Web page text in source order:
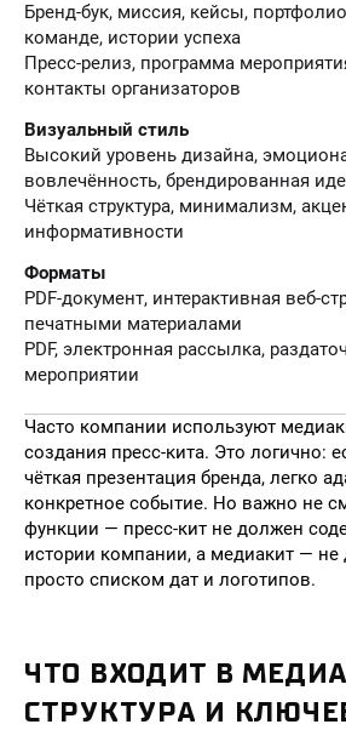
Бренд-бук, миссия, кейсы,
команде, истории успеха
Пресс-релиз, программа
контакты организаторов
Визуальный стиль
Высокий уровень дизайна,
вовлечённость, брендированная
Чёткая структура, минимализм,
информативности
Форматы
PDF-документ, интерактивная веб-
печатными материалами
PDF, электронная рассылка,
мероприятии
Часто компании используют
создания пресс-кита. Это логично:
чёткая презентация бренда, легко
конкретное событие. Но важно не
функции — пресс-кит не должен
истории компании, а медиакит —
просто списком дат и логотипов.
ЧТО ВХОДИТ В
СТРУКТУРА И